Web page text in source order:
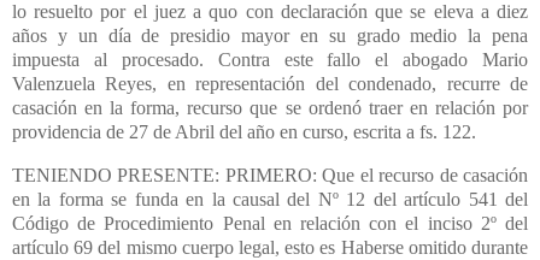
lo resuelto por el juez a quo con declaración que se eleva a diez
años y un día de presidio mayor en su grado medio la pena
impuesta al procesado. Contra este fallo el abogado Mario
Valenzuela Reyes, en representación del condenado, recurre de
casación en la forma, recurso que se ordenó traer en relación por
providencia de 27 de Abril del año en curso, escrita a fs. 122.
TENIENDO PRESENTE: PRIMERO: Que el recurso de casación
en la forma se funda en la causal del Nº 12 del artículo 541 del
Código de Procedimiento Penal en relación con el inciso 2º del
artículo 69 del mismo cuerpo legal, esto es Haberse omitido durante